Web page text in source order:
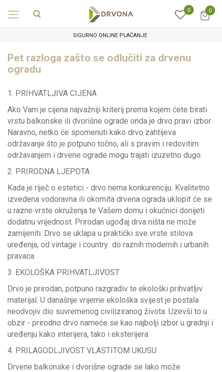
0 0
SIGURNO ONLINE PLAĆANJE
Pet razloga zašto se odlučiti za drvenu
ogradu
1. PRIHVATLJIVA CIJENA
Ako Vam je cijena najvažniji kriterij prema kojem ćete birati
vrstu balkonske ili dvorišne ograde onda je drvo pravi izbor.
Naravno, netko će spomenuti kako drvo zahtijeva
održavanje što je potpuno točno, ali s pravim i redovitim
održavanjem i drvene ograde mogu trajati izuzetno dugo.
2. PRIRODNA LJEPOTA
Kada je riječ o estetici - drvo nema konkurenciju. Kvalitetno
izvedena vodoravna ili okomita drvena ograda uklopit će se
u razne vrste okruženja te Vašem domu i okućnici donijeti
dodatnu vrijednost. Prirodan ugođaj drva ništa ne može
zamijeniti. Drvo se uklapa u praktički sve vrste stilova
uređenja, od vintage i country do raznih modernih i urbanih
pravaca.
3. EKOLOŠKA PRIHVATLJIVOST
Drvo je prirodan, potpuno razgradiv te ekološki prihvatljiv
materijal. U današnje vrijeme ekološka svijest je postala
neodvojiv dio suvremenog civiliziranog života. Uzevši to u
obzir - prirodno drvo nameće se kao najbolji izbor u gradnji i
uređenju kako interijera, tako i eksterijera.
4. PRILAGODLJIVOST VLASTITOM UKUSU
Drvene balkonske i dvorišne ograde se lako može